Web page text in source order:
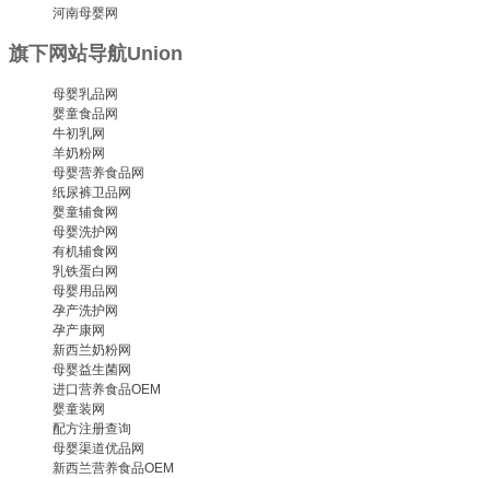
河南母婴网
旗下网站导航Union
母婴乳品网
婴童食品网
牛初乳网
羊奶粉网
母婴营养食品网
纸尿裤卫品网
婴童辅食网
母婴洗护网
有机辅食网
乳铁蛋白网
母婴用品网
孕产洗护网
孕产康网
新西兰奶粉网
母婴益生菌网
进口营养食品OEM
婴童装网
配方注册查询
母婴渠道优品网
新西兰营养食品OEM